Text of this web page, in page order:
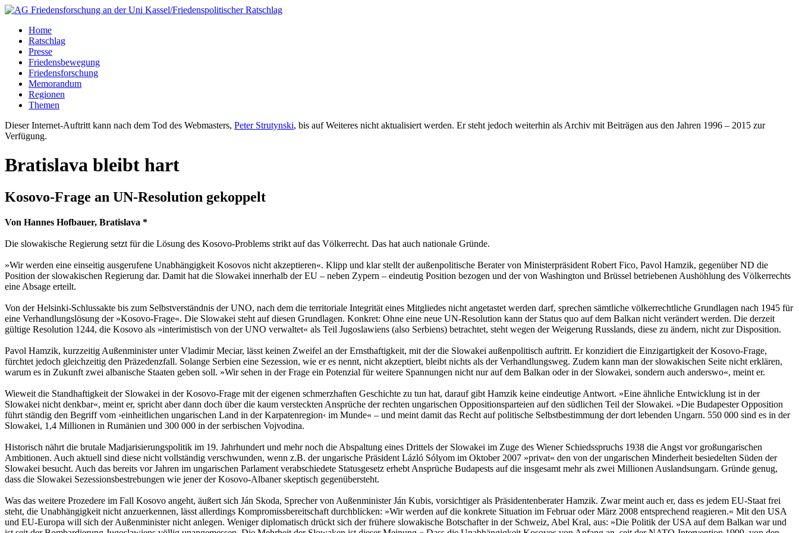
Home
Ratschlag
Presse
Friedensbewegung
Friedensforschung
Memorandum
Regionen
Themen
Dieser Internet-Auftritt kann nach dem Tod des Webmasters, Peter Strutynski, bis auf Weiteres nicht aktualisiert werden. Er steht jedoch weiterhin als Archiv mit Beiträgen aus den Jahren 1996 – 2015 zur
Verfügung.
Bratislava bleibt hart
Kosovo-Frage an UN-Resolution gekoppelt
Von Hannes Hofbauer, Bratislava *
Die slowakische Regierung setzt für die Lösung des Kosovo-Problems strikt auf das Völkerrecht. Das hat auch nationale Gründe.
»Wir werden eine einseitig ausgerufene Unabhängigkeit Kosovos nicht akzeptieren«. Klipp und klar stellt der außenpolitische Berater von Ministerpräsident Robert Fico, Pavol Hamzik, gegenüber ND die
Position der slowakischen Regierung dar. Damit hat die Slowakei innerhalb der EU – neben Zypern – eindeutig Position bezogen und der von Washington und Brüssel betriebenen Aushöhlung des Völkerrechts
eine Absage erteilt.
Von der Helsinki-Schlussakte bis zum Selbstverständnis der UNO, nach dem die territoriale Integrität eines Mitgliedes nicht angetastet werden darf, sprechen sämtliche völkerrechtliche Grundlagen nach 1945 für
eine Verhandlungslösung der »Kosovo-Frage«. Die Slowakei steht auf diesen Grundlagen. Konkret: Ohne eine neue UN-Resolution kann der Status quo auf dem Balkan nicht verändert werden. Die derzeit
gültige Resolution 1244, die Kosovo als »interimistisch von der UNO verwaltet« als Teil Jugoslawiens (also Serbiens) betrachtet, steht wegen der Weigerung Russlands, diese zu ändern, nicht zur Disposition.
Pavol Hamzik, kurzzeitig Außenminister unter Vladimir Meciar, lässt keinen Zweifel an der Ernsthaftigkeit, mit der die Slowakei außenpolitisch auftritt. Er konzidiert die Einzigartigkeit der Kosovo-Frage,
fürchtet jedoch gleichzeitig den Präzedenzfall. Solange Serbien eine Sezession, wie er es nennt, nicht akzeptiert, bleibt nichts als der Verhandlungsweg. Zudem kann man der slowakischen Seite nicht erklären,
warum es in Zukunft zwei albanische Staaten geben soll. »Wir sehen in der Frage ein Potenzial für weitere Spannungen nicht nur auf dem Balkan oder in der Slowakei, sondern auch anderswo«, meint er.
Wieweit die Standhaftigkeit der Slowakei in der Kosovo-Frage mit der eigenen schmerzhaften Geschichte zu tun hat, darauf gibt Hamzik keine eindeutige Antwort. »Eine ähnliche Entwicklung ist in der
Slowakei nicht denkbar«, meint er, spricht aber dann doch über die kaum versteckten Ansprüche der rechten ungarischen Oppositionsparteien auf den südlichen Teil der Slowakei. »Die Budapester Opposition
führt ständig den Begriff vom ›einheitlichen ungarischen Land in der Karpatenregion‹ im Munde« – und meint damit das Recht auf politische Selbstbestimmung der dort lebenden Ungarn. 550 000 sind es in der
Slowakei, 1,4 Millionen in Rumänien und 300 000 in der serbischen Vojvodina.
Historisch nährt die brutale Madjarisierungspolitik im 19. Jahrhundert und mehr noch die Abspaltung eines Drittels der Slowakei im Zuge des Wiener Schiedsspruchs 1938 die Angst vor großungarischen
Ambitionen. Auch aktuell sind diese nicht vollständig verschwunden, wenn z.B. der ungarische Präsident Lázló Sólyom im Oktober 2007 »privat« den von der ungarischen Minderheit besiedelten Süden der
Slowakei besucht. Auch das bereits vor Jahren im ungarischen Parlament verabschiedete Statusgesetz erhebt Ansprüche Budapests auf die insgesamt mehr als zwei Millionen Auslandsungarn. Gründe genug,
dass die Slowakei Sezessionsbestrebungen wie jener der Kosovo-Albaner skeptisch gegenübersteht.
Was das weitere Prozedere im Fall Kosovo angeht, äußert sich Ján Skoda, Sprecher von Außenminister Ján Kubis, vorsichtiger als Präsidentenberater Hamzik. Zwar meint auch er, dass es jedem EU-Staat frei
steht, die Unabhängigkeit nicht anzuerkennen, lässt allerdings Kompromissbereitschaft durchblicken: »Wir werden auf die konkrete Situation im Februar oder März 2008 entsprechend reagieren.« Mit den USA
und EU-Europa will sich der Außenminister nicht anlegen. Weniger diplomatisch drückt sich der frühere slowakische Botschafter in der Schweiz, Abel Kral, aus: »Die Politik der USA auf dem Balkan war und